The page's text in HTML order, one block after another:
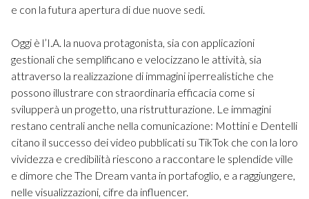
e con la futura apertura di due nuove sedi.
Oggi è l’I.A. la nuova protagonista, sia con applicazioni
gestionali che semplificano e velocizzano le attività, sia
attraverso la realizzazione di immagini iperrealistiche che
possono illustrare con straordinaria efficacia come si
svilupperà un progetto, una ristrutturazione. Le immagini
restano centrali anche nella comunicazione: Mottini e Dentelli
citano il successo dei video pubblicati su TikTok che con la loro
vividezza e credibilità riescono a raccontare le splendide ville
e dimore che The Dream vanta in portafoglio, e a raggiungere,
nelle visualizzazioni, cifre da influencer.